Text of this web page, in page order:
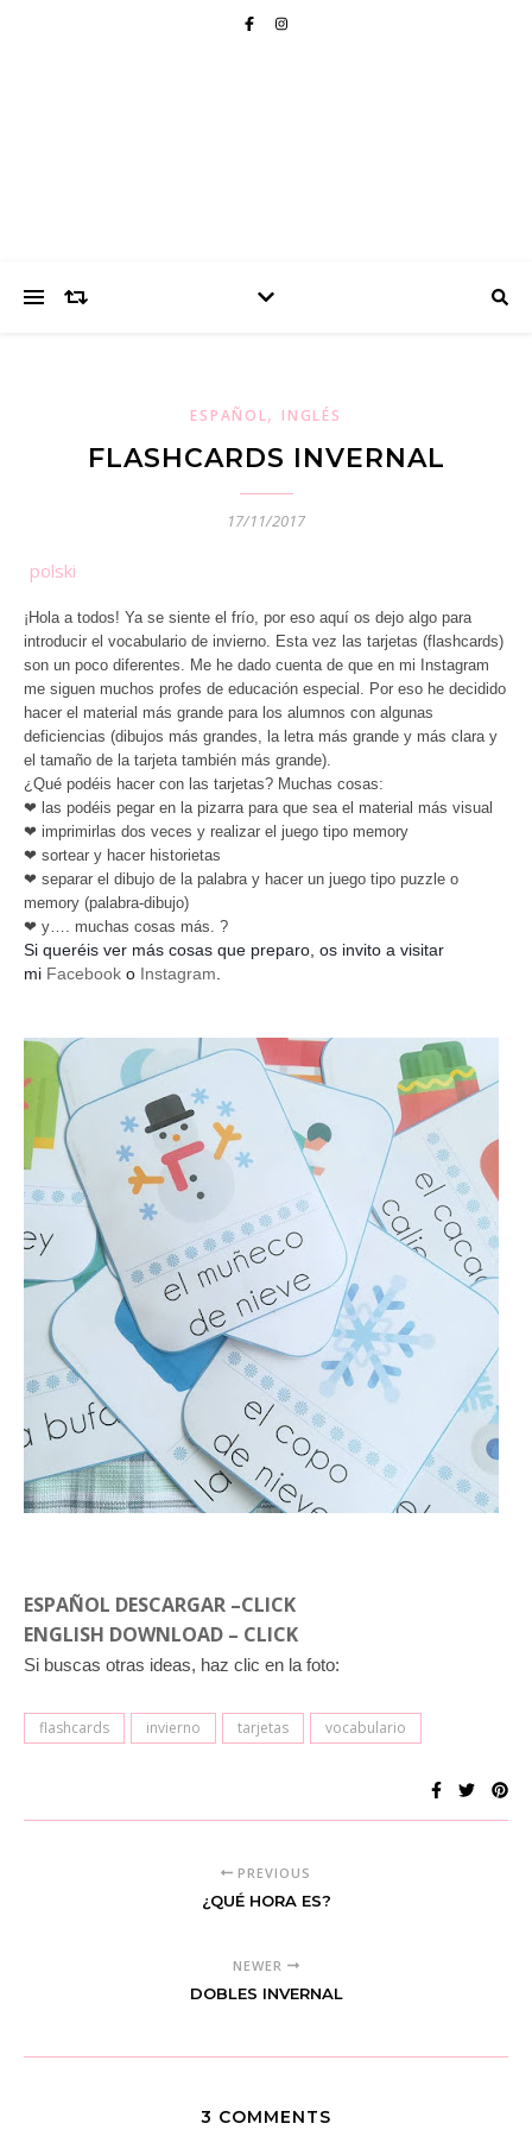
ESPAÑOL, INGLÉS
FLASHCARDS INVERNAL
17/11/2017
polski
¡Hola a todos! Ya se siente el frío, por eso aquí os dejo algo para
introducir el vocabulario de invierno. Esta vez las tarjetas (flashcards)
son un poco diferentes. Me he dado cuenta de que en mi Instagram
me siguen muchos profes de educación especial. Por eso he decidido
hacer el material más grande para los alumnos con algunas
deficiencias (dibujos más grandes, la letra más grande y más clara y
el tamaño de la tarjeta también más grande).
¿Qué podéis hacer con las tarjetas? Muchas cosas:
❤ las podéis pegar en la pizarra para que sea el material más visual
❤ imprimirlas dos veces y realizar el juego tipo memory
❤ sortear y hacer historietas
❤ separar el dibujo de la palabra y hacer un juego tipo puzzle o
memory (palabra-dibujo)
❤ y…. muchas cosas más. ?
Si queréis ver más cosas que preparo, os invito a visitar
mi Facebook o Instagram
ESPAÑOL DESCARGAR –CLICK
ENGLISH DOWNLOAD – CLICK
Si buscas otras ideas, haz clic en la foto:
flashcards invierno tarjetas vocabulario
PREVIOUS
¿QUÉ HORA ES?
NEWER
DOBLES INVERNAL
3 COMMENTS